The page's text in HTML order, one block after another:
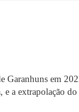
Garanhuns em
a extrapolação